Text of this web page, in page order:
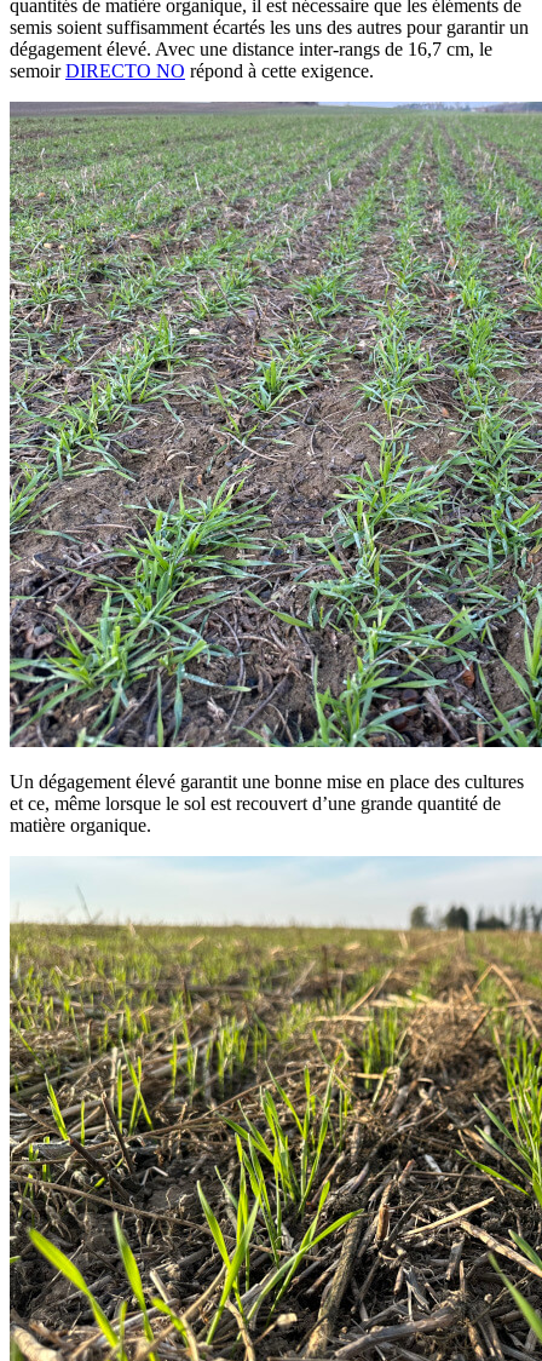
quantités de matière organique, il est nécessaire que les éléments de
semis soient suffisamment écartés les uns des autres pour garantir un
dégagement élevé. Avec une distance inter-rangs de 16,7 cm, le
semoirDIRECTO NO répond à cette exigence.
Un dégagement élevé garantit une bonne mise en place des cultures
et ce, même lorsque le sol est recouvert d’une grande quantité de
matière organique.